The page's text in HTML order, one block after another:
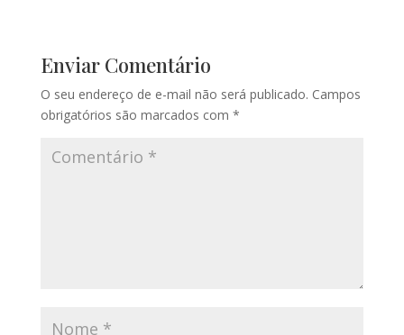
Enviar Comentário
O seu endereço de e-mail não será publicado. Campos
obrigatórios são marcados com *